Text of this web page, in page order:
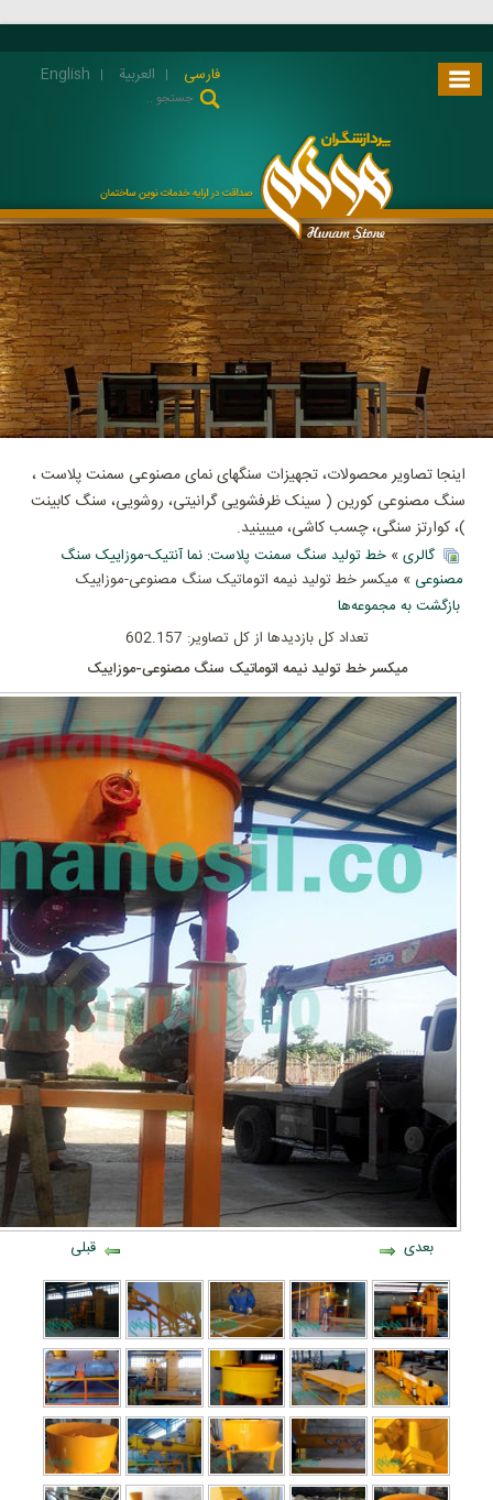
فارسی العربية English
اینجا تصاویر محصولات، تجهیزات سنگهای نمای مصنوعی سمنت پلاست ،
سنگ مصنوعی کورین ( سینک ظرفشویی گرانیتی، روشویی، سنگ کابینت
)، کوارتز سنگی، چسب کاشی، میبینید.
گالری» خط تولید سنگ سمنت پلاست: نما آنتیک-موزاییک سنگ
مصنوعی » میکسر خط تولید نیمه اتوماتیک سنگ مصنوعی-موزاییک
بازگشت به مجموعه‌ها
تعداد کل بازدیدها از کل تصاویر: 602.157
میکسر خط تولید نیمه اتوماتیک سنگ مصنوعی-موزاییک
قبلی بعدی